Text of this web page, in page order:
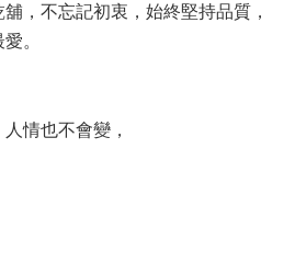
，不忘記初衷，始終堅持品質，
。
情也不會變，